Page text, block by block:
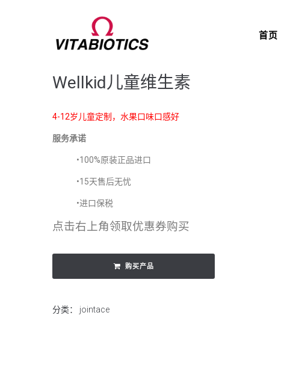
首页
Wellkid儿童维生素
4-12岁儿童定制，水果口味口感好
服务承诺
•100%原装正品进口
•15天售后无忧
•进口保税
点击右上角领取优惠券购买
购买产品
分类： jointace